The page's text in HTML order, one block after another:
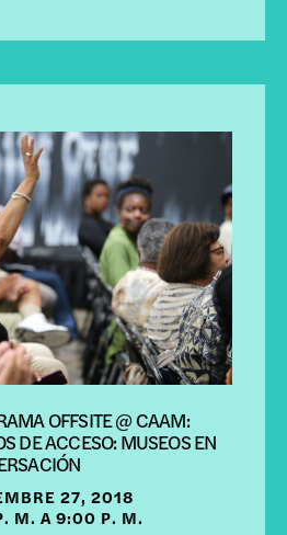
OFFSITE @ CAAM:
DE ACCESO: MUSEOS EN
27, 2018
M. A 9:00 P. M.